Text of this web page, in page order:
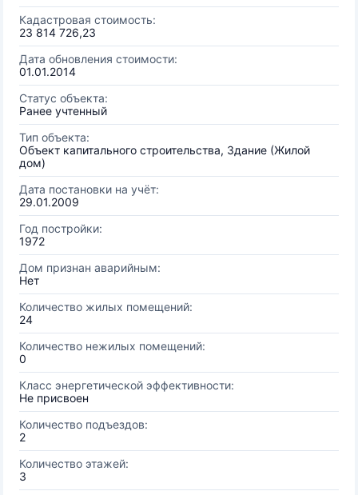
Кадастровая стоимость:
23 814 726,23
Дата обновления стоимости:
01.01.2014
Статус объекта:
Ранее учтенный
Тип объекта:
Объект капитального строительства, Здание (Жилой
дом)
Дата постановки на учёт:
29.01.2009
Год постройки:
1972
Дом признан аварийным:
Нет
Количество жилых помещений:
24
Количество нежилых помещений:
0
Класс энергетической эффективности:
Не присвоен
Количество подъездов:
2
Количество этажей:
3